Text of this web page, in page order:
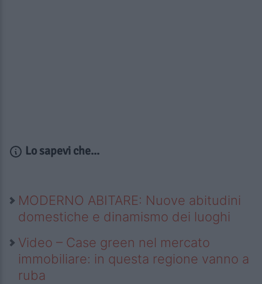
Lo sapevi che...
MODERNO ABITARE: Nuove abitudini
domestiche e dinamismo dei luoghi
Video – Case green nel mercato
immobiliare: in questa regione vanno a
ruba